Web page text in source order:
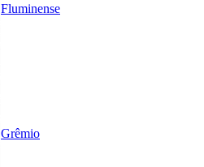
Fluminense
Grêmio